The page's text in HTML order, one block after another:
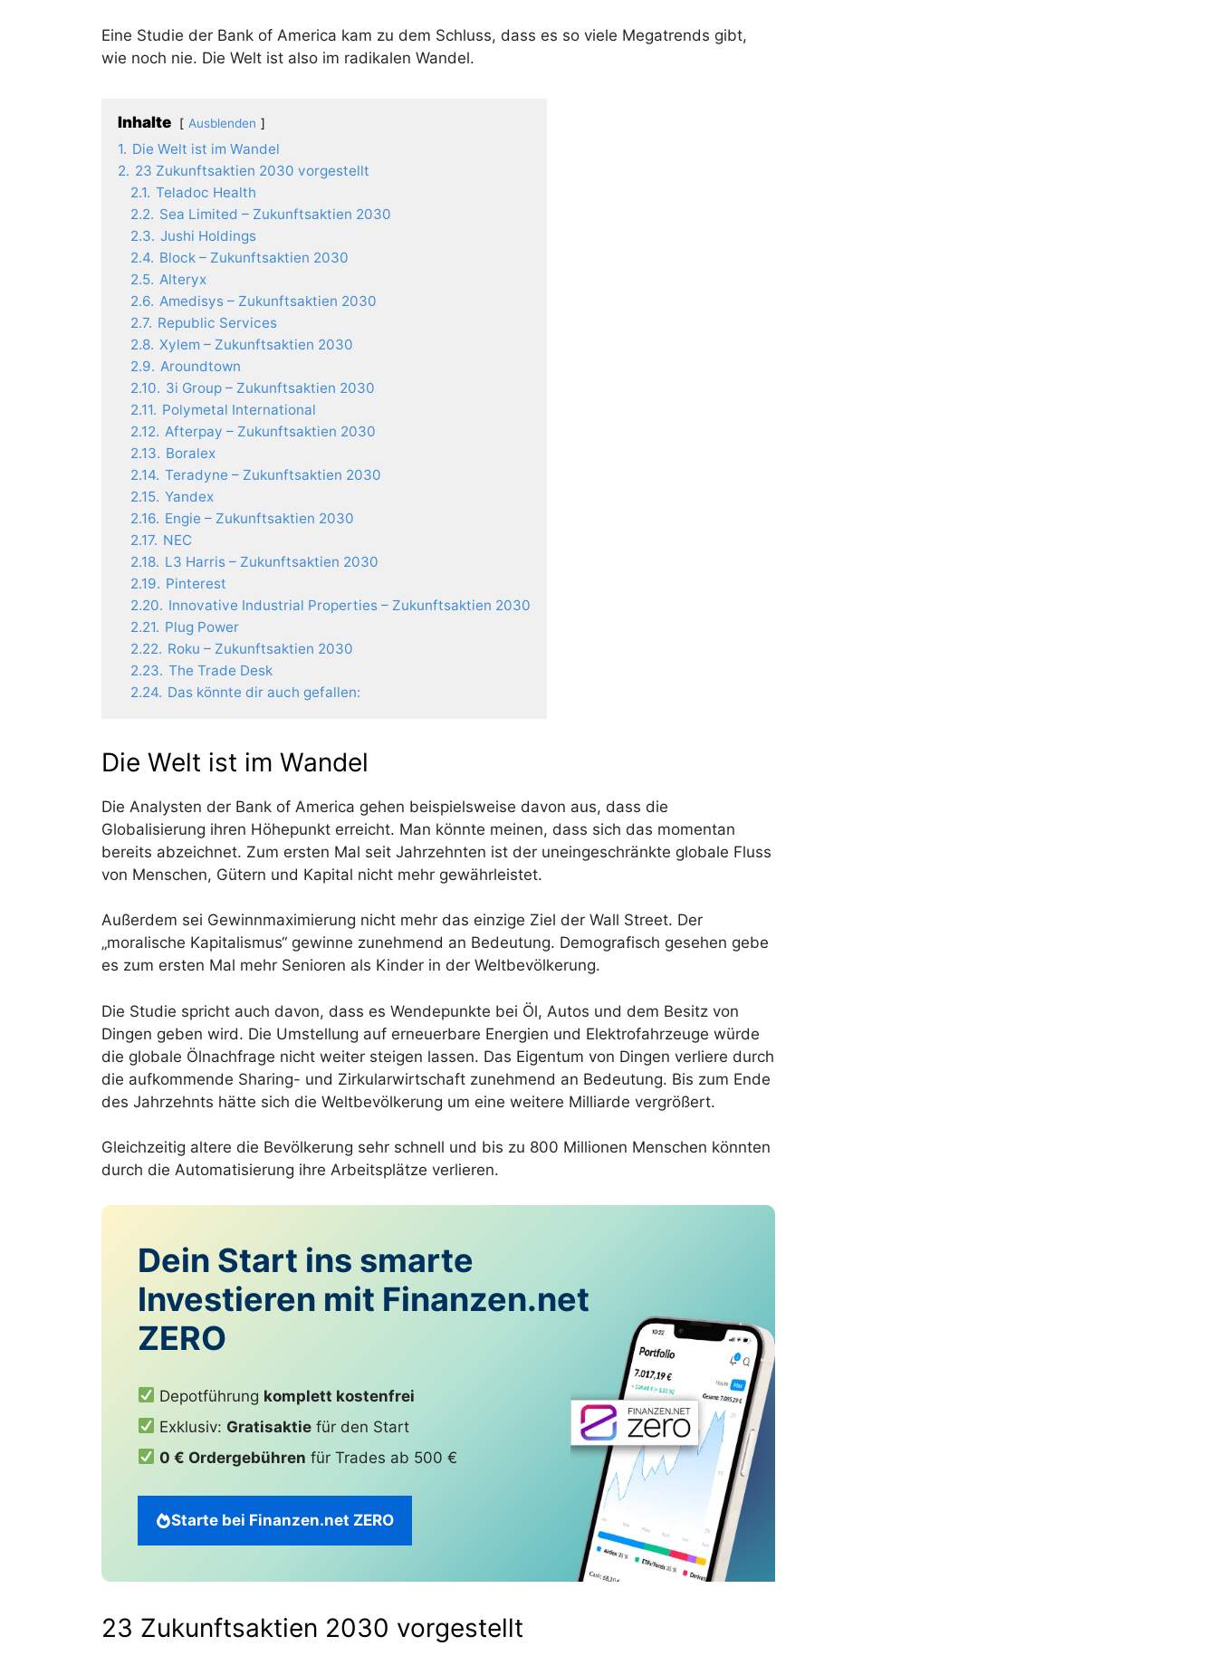
Eine Studie der Bank of America kam zu dem Schluss, dass es so viele Megatrends gibt,
wie noch nie. Die Welt ist also im radikalen Wandel.
Inhalte Ausblenden
1. Die Welt ist im Wandel
2. 23 Zukunftsaktien 2030 vorgestellt
2.1. Teladoc Health
2.2. Sea Limited – Zukunftsaktien 2030
2.3. Jushi Holdings
2.4. Block – Zukunftsaktien 2030
2.5. Alteryx
2.6. Amedisys – Zukunftsaktien 2030
2.7. Republic Services
2.8. Xylem – Zukunftsaktien 2030
2.9. Aroundtown
2.10. 3i Group – Zukunftsaktien 2030
2.11. Polymetal International
2.12. Afterpay – Zukunftsaktien 2030
2.13. Boralex
2.14. Teradyne – Zukunftsaktien 2030
2.15. Yandex
2.16. Engie – Zukunftsaktien 2030
2.17. NEC
2.18. L3 Harris – Zukunftsaktien 2030
2.19. Pinterest
2.20. Innovative Industrial Properties – Zukunftsaktien 2030
2.21. Plug Power
2.22. Roku – Zukunftsaktien 2030
2.23. The Trade Desk
2.24. Das könnte dir auch gefallen:
Die Welt ist im Wandel
Die Analysten der Bank of America gehen beispielsweise davon aus, dass die
Globalisierung ihren Höhepunkt erreicht. Man könnte meinen, dass sich das momentan
bereits abzeichnet. Zum ersten Mal seit Jahrzehnten ist der uneingeschränkte globale Fluss
von Menschen, Gütern und Kapital nicht mehr gewährleistet.
Außerdem sei Gewinnmaximierung nicht mehr das einzige Ziel der Wall Street. Der
„moralische Kapitalismus“ gewinne zunehmend an Bedeutung. Demografisch gesehen gebe
es zum ersten Mal mehr Senioren als Kinder in der Weltbevölkerung.
Die Studie spricht auch davon, dass es Wendepunkte bei Öl, Autos und dem Besitz von
Dingen geben wird. Die Umstellung auf erneuerbare Energien und Elektrofahrzeuge würde
die globale Ölnachfrage nicht weiter steigen lassen. Das Eigentum von Dingen verliere durch
die aufkommende Sharing- und Zirkularwirtschaft zunehmend an Bedeutung. Bis zum Ende
des Jahrzehnts hätte sich die Weltbevölkerung um eine weitere Milliarde vergrößert.
Gleichzeitig altere die Bevölkerung sehr schnell und bis zu 800 Millionen Menschen könnten
durch die Automatisierung ihre Arbeitsplätze verlieren.
Dein Start ins smarte
Investieren mit Finanzen.net
ZERO
Depotführung komplett kostenfrei
Exklusiv: Gratisaktie für den Start
0 € Ordergebühren für Trades ab 500 €
Starte bei Finanzen.net ZERO
23 Zukunftsaktien 2030 vorgestellt